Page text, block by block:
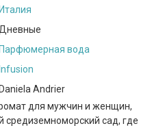
Италия
Дневные
Парфюмерная вода
Infusion
Daniela Andrier
для мужчин и женщин,
средиземноморский сад, где